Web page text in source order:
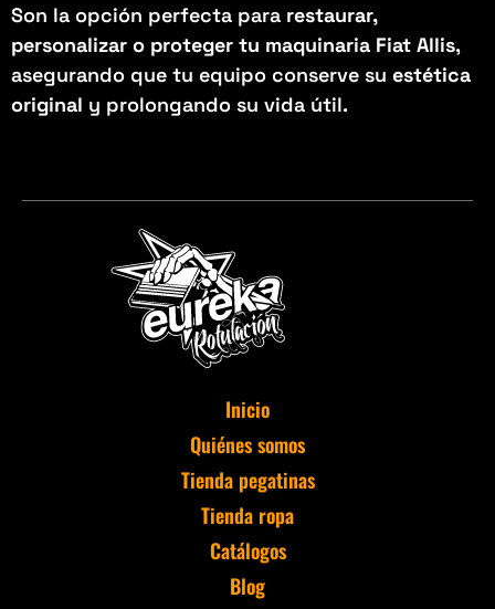
Son la opción perfecta para restaurar,
personalizar o proteger tu maquinaria Fiat Allis,
asegurando que tu equipo conserve su estética
original y prolongando su vida útil.
Inicio
Quiénes somos
Tienda pegatinas
Tienda ropa
Catálogos
Blog